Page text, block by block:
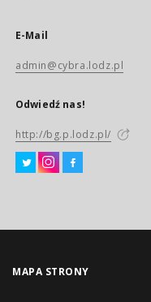
E-Mail
admin@cybra.lodz.pl
Odwiedź nas!
http://bg.p.lodz.pl/
MAPA STRONY